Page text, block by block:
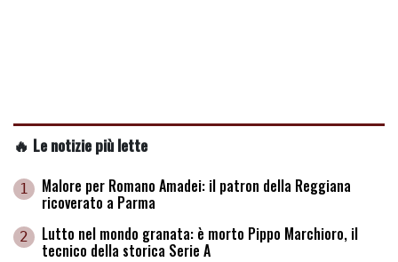
🔥 Le notizie più lette
1 Malore per Romano Amadei: il patron della Reggiana
ricoverato a Parma
2 Lutto nel mondo granata: è morto Pippo Marchioro, il
tecnico della storica Serie A